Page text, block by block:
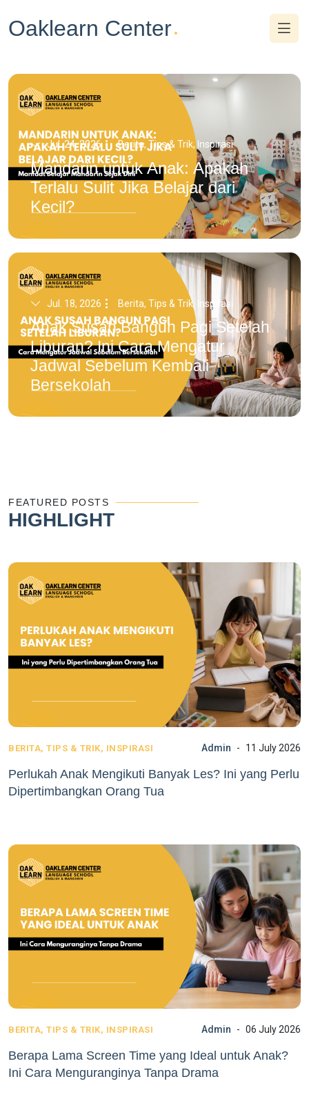
Oaklearn Center.
Jul. 24, 2026 Berita, Tips & Trik, Inspirasi
Mandarin untuk Anak: Apakah
Terlalu Sulit Jika Belajar dari
Kecil?
Jul. 18, 2026 Berita, Tips & Trik, Inspirasi
Anak Susah Bangun Pagi Setelah
Liburan? Ini Cara Mengatur
Jadwal Sebelum Kembali
Bersekolah
FEATURED POSTS
HIGHLIGHT
BERITA, TIPS & TRIK, INSPIRASI Admin 11 July 2026
Perlukah Anak Mengikuti Banyak Les? Ini yang Perlu
Dipertimbangkan Orang Tua
BERITA, TIPS & TRIK, INSPIRASI Admin 06 July 2026
Berapa Lama Screen Time yang Ideal untuk Anak?
Ini Cara Menguranginya Tanpa Drama